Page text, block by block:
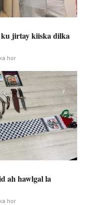
jirtay kiiska dilka
hor
ah hawlgal la
hor